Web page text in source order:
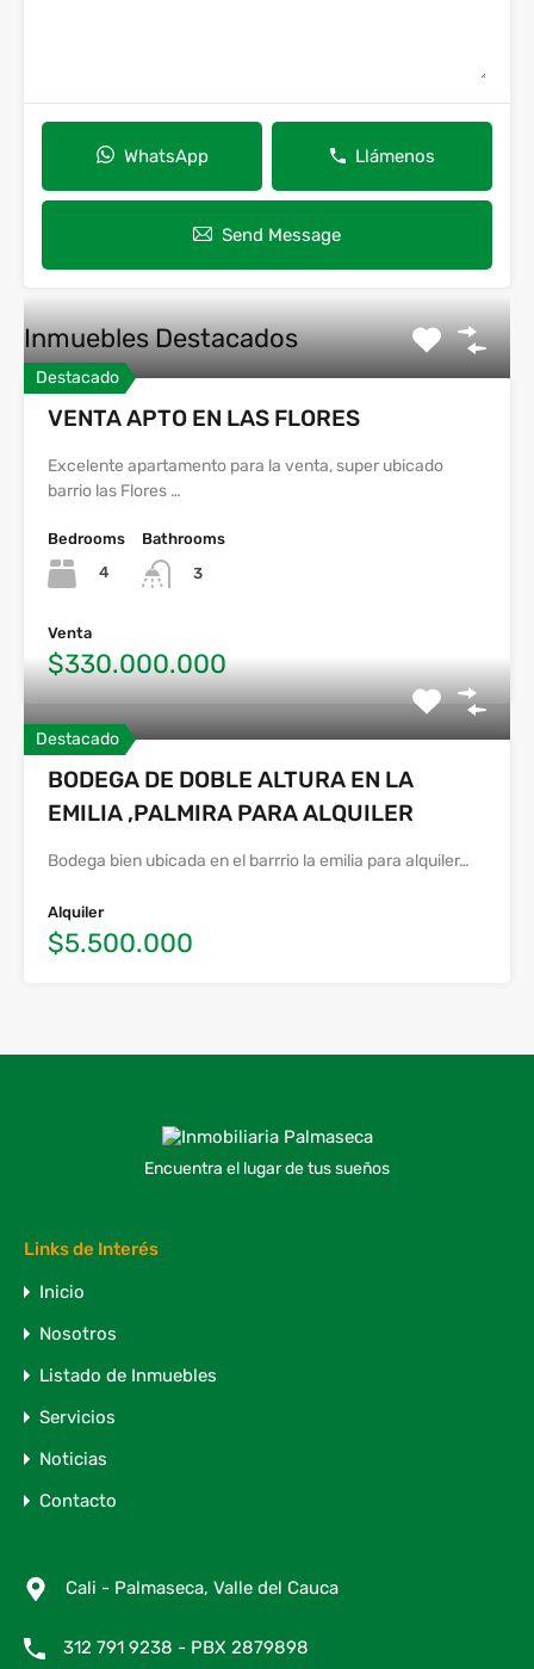
WhatsApp Llámenos
Send Message
Inmuebles Destacados
Destacado
VENTA APTO EN LAS FLORES
Excelente apartamento para la venta, super ubicado
barrio las Flores …
Bedrooms
4
Bathrooms
3
Venta
$330.000.000
Destacado
BODEGA DE DOBLE ALTURA EN LA
EMILIA ,PALMIRA PARA ALQUILER
Bodega bien ubicada en el barrrio la emilia para alquiler…
Alquiler
$5.500.000
Encuentra el lugar de tus sueños
Links de Interés
Inicio
Nosotros
Listado de Inmuebles
Servicios
Noticias
Contacto
Cali - Palmaseca, Valle del Cauca
312 791 9238 - PBX 2879898